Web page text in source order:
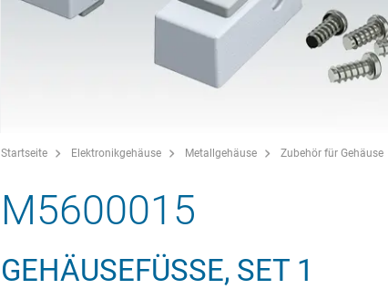
Startseite Elektronikgehäuse Metallgehäuse Zubehör für Gehäuse
M5600015
GEHÄUSEFÜSSE, SET 1